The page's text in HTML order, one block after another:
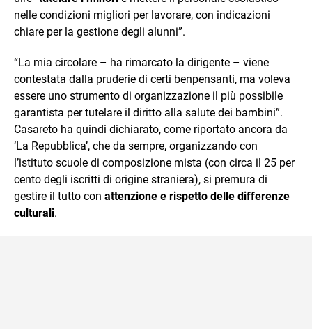
nelle condizioni migliori per lavorare, con indicazioni
chiare per la gestione degli alunni”.
“La mia circolare – ha rimarcato la dirigente – viene
contestata dalla pruderie di certi benpensanti, ma voleva
essere uno strumento di organizzazione il più possibile
garantista per tutelare il diritto alla salute dei bambini”.
Casareto ha quindi dichiarato, come riportato ancora da
‘La Repubblica’, che da sempre, organizzando con
l’istituto scuole di composizione mista (con circa il 25 per
cento degli iscritti di origine straniera), si premura di
gestire il tutto con attenzione e rispetto delle differenze
culturali.